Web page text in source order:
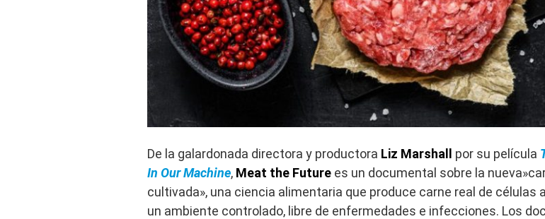
De la galardonada directora y productora Liz Marshall por su película
In Our Machine, Meat the Future es un documental sobre la
cultivada», una ciencia alimentaria que produce carne real de células
un ambiente controlado, libre de enfermedades e infecciones. Los